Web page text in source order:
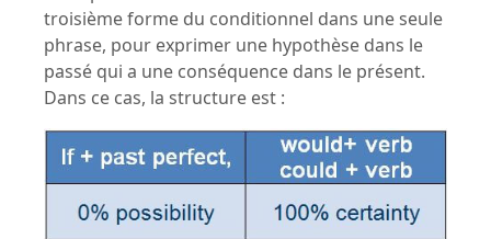
troisième forme du conditionnel dans une seule
phrase, pour exprimer une hypothèse dans le
passé qui a une conséquence dans le présent.
Dans ce cas, la structure est :